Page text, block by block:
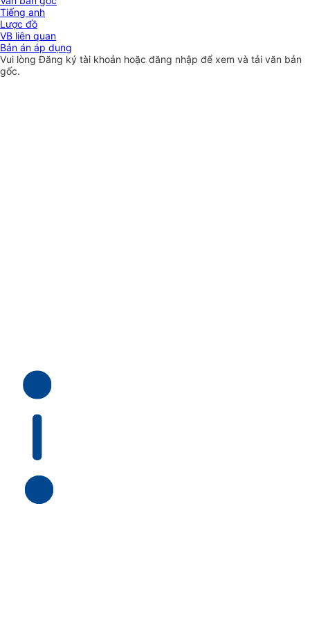
Tiếng anh
Lược đồ
VB liên quan
Bản án áp dụng
Vui lòngĐăng ký tài khoản hoặc đăng nhập để xem và tải văn bản
gốc.